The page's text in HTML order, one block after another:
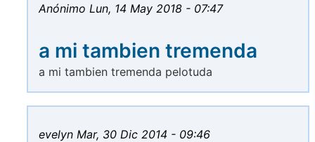
Anónimo Lun, 14 May 2018 - 07:47
a mi tambien tremenda
a mi tambien tremenda pelotuda
evelyn Mar, 30 Dic 2014 - 09:46